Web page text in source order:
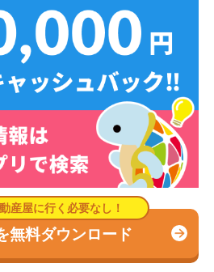
無料ダウンロード